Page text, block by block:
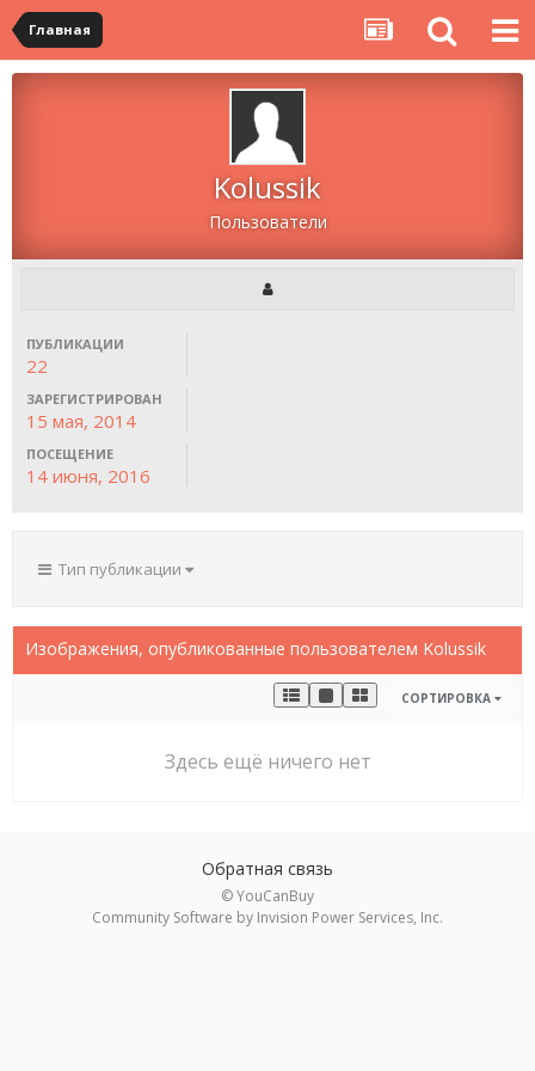
Главная
Kolussik
Пользователи
ПУБЛИКАЦИИ
22
ЗАРЕГИСТРИРОВАН
15 мая, 2014
ПОСЕЩЕНИЕ
14 июня, 2016
Тип публикации
Изображения, опубликованные пользователем Kolussik
СОРТИРОВКА
Здесь ещё ничего нет
Обратная связь
© YouCanBuy
Community Software by Invision Power Services, Inc.